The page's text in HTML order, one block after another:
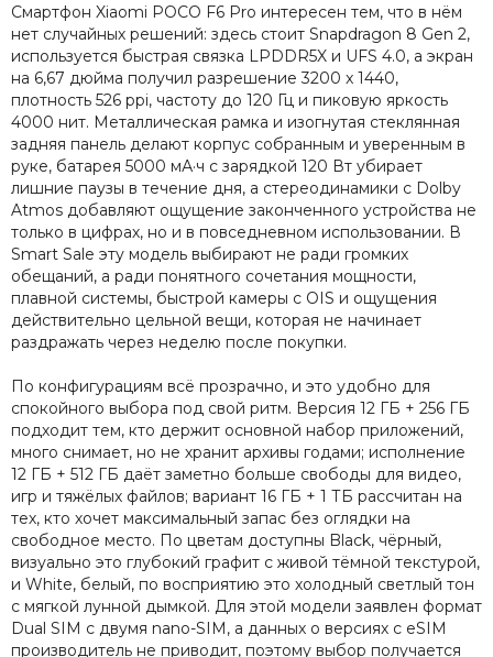
Смартфон Xiaomi POCO F6 Pro интересен тем, что в нём
нет случайных решений: здесь стоит Snapdragon 8 Gen 2,
используется быстрая связка LPDDR5X и UFS 4.0, а экран
на 6,67 дюйма получил разрешение 3200 x 1440,
плотность 526 ppi, частоту до 120 Гц и пиковую яркость
4000 нит. Металлическая рамка и изогнутая стеклянная
задняя панель делают корпус собранным и уверенным в
руке, батарея 5000 мА·ч с зарядкой 120 Вт убирает
лишние паузы в течение дня, а стереодинамики с Dolby
Atmos добавляют ощущение законченного устройства не
только в цифрах, но и в повседневном использовании. В
Smart Sale эту модель выбирают не ради громких
обещаний, а ради понятного сочетания мощности,
плавной системы, быстрой камеры с OIS и ощущения
действительно цельной вещи, которая не начинает
раздражать через неделю после покупки.
По конфигурациям всё прозрачно, и это удобно для
спокойного выбора под свой ритм. Версия 12 ГБ + 256 ГБ
подходит тем, кто держит основной набор приложений,
много снимает, но не хранит архивы годами; исполнение
12 ГБ + 512 ГБ даёт заметно больше свободы для видео,
игр и тяжёлых файлов; вариант 16 ГБ + 1 ТБ рассчитан на
тех, кто хочет максимальный запас без оглядки на
свободное место. По цветам доступны Black, чёрный,
визуально это глубокий графит с живой тёмной текстурой,
и White, белый, по восприятию это холодный светлый тон
с мягкой лунной дымкой. Для этой модели заявлен формат
Dual SIM с двумя nano-SIM, а данных о версиях с eSIM
производитель не приводит, поэтому выбор получается